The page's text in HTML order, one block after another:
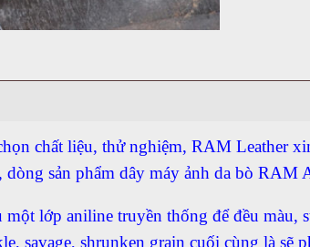
chất liệu, thử nghiệm, RAM Leather
dòng sản phẩm dây máy ảnh da bò RAM
lớp aniline truyền thống để đều màu,
savage, shrunken grain cuối cùng là sẽ